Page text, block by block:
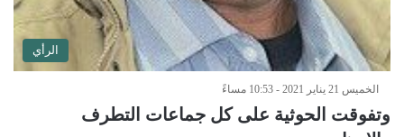
الرأي
الخميس 21 يناير 2021 - 10:53 مساءً
وتفوقت الحوثية على كل جماعات التطرف